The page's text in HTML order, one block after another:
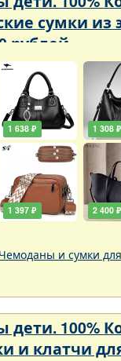
сумки из
рублей
1 638 ₽
1 397 ₽
1 308 ₽
2 400 ₽
Чемоданы и сумки
дети. 100%
и клатчи